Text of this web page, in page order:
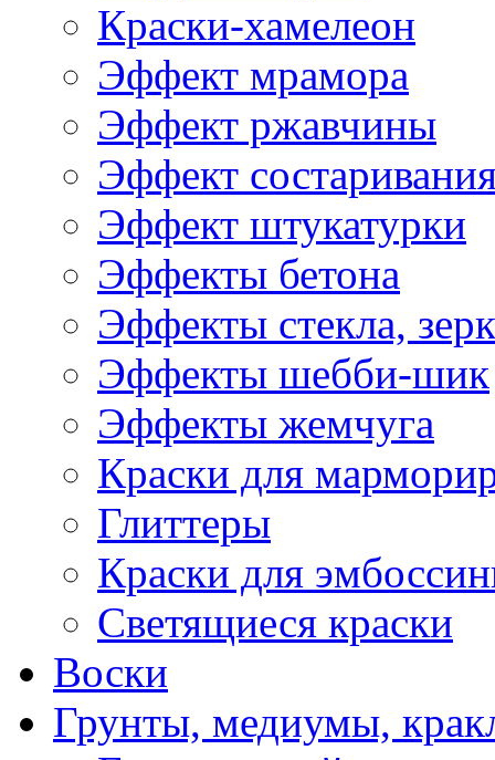
Краски-хамелеон
Эффект мрамора
Эффект ржавчины
Эффект
Эффект штукатурки
Эффекты бетона
Эффекты стекла,
Эффекты шебби-шик
Эффекты жемчуга
Краски для
Глиттеры
Краски для
Светящиеся краски
Воски
Грунты, медиумы,